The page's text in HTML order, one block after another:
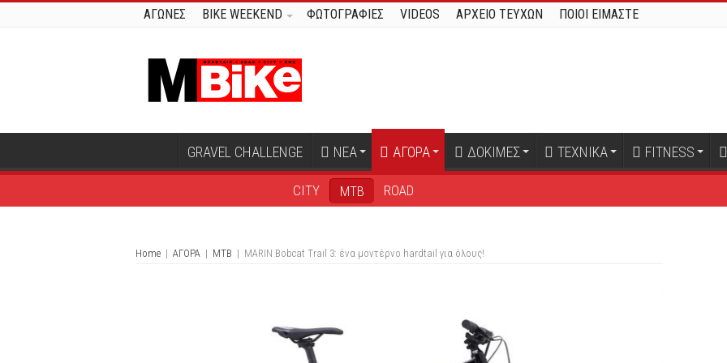
ΑΓΩΝΕΣ BIKE WEEKEND ΦΩΤΟΓΡΑΦΙΕΣ VIDEOS ΑΡΧΕΙΟ ΤΕΥΧΩΝ ΠΟΙΟΙ ΕΙΜΑΣΤΕ
GRAVEL CHALLENGE ΝΕΑ ΑΓΟΡΑ ΔΟΚΙΜΕΣ ΤΕΧΝΙΚΑ FITNESS
CITY MTB ROAD
Home | ΑΓΟΡΑ | MTB | MARIN Bobcat Trail 3: ένα μοντέρνο hardtail για όλους!